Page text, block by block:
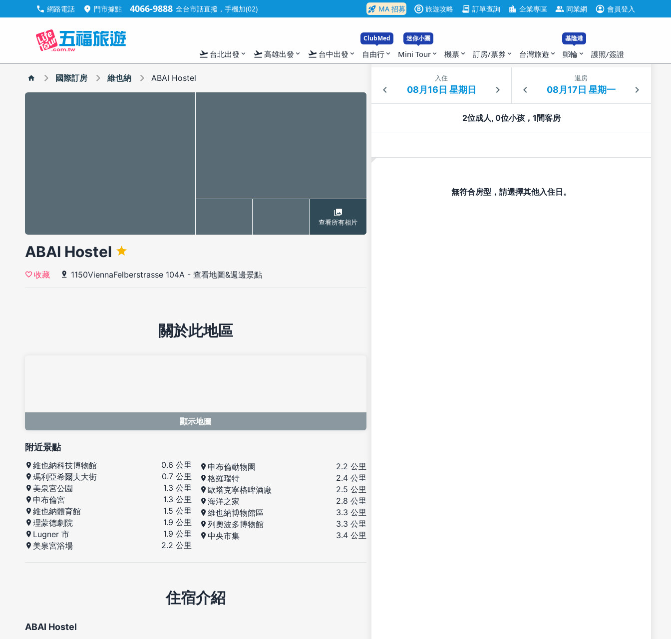
call 網路電話 location_on 門市據點 4066-9888 全台市話直撥，手機加(02) rocket_launch MA 招募 B 旅遊攻略 contract 訂單查詢 location_city 企業專區 group 同業網 account_circle 會員登入
flight_takeoff 台北出發 expand_more flight_takeoff高雄出發 expand_more flight_takeoff 台中出發 expand_more
ClubMed
自由行 expand_more
迷你小團
Mini Tour expand_more 機票 expand_more 訂房/票券 expand_more 台灣旅遊 expand_more
基隆港
郵輪 expand_more 護照/簽證
國際訂房 維也納 ABAI Hostel
查看所有相片
ABAI Hostel
收藏 1150ViennaFelberstrasse 104A - 查看地圖&週邊景點
入住 退房
2位成人, 0位小孩，1間客房
無符合房型，請選擇其他入住日。
關於此地區
顯示地圖
附近景點
維也納科技博物館
0.6 公里
瑪利亞希爾夫大街
0.7 公里
美泉宮公園
1.3 公里
申布倫宮
1.3 公里
維也納體育館
1.5 公里
理蒙德劇院
1.9 公里
Lugner 市
1.9 公里
美泉宮浴場
2.2 公里
申布倫動物園
2.2 公里
格羅瑞特
2.4 公里
歐塔克寧格啤酒廠
2.5 公里
海洋之家
2.8 公里
維也納博物館區
3.3 公里
列奧波多博物館
3.3 公里
中央市集
3.4 公里
住宿介紹
ABAI Hostel